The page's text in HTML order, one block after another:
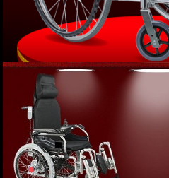
Xe lăn tay khung gấp
cấp GB/T 13800 TM022
Giá: 2,452,000 VND